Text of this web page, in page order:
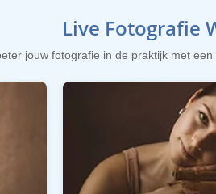
Live Fotografie
jouw fotografie in de praktijk met